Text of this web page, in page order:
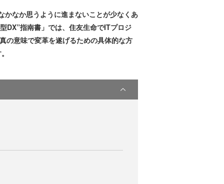
なか思うように進まないことが少なくあ
DX”指南書」では、住友生命でITプロジ
の意味で変革を遂げるための具体的な方